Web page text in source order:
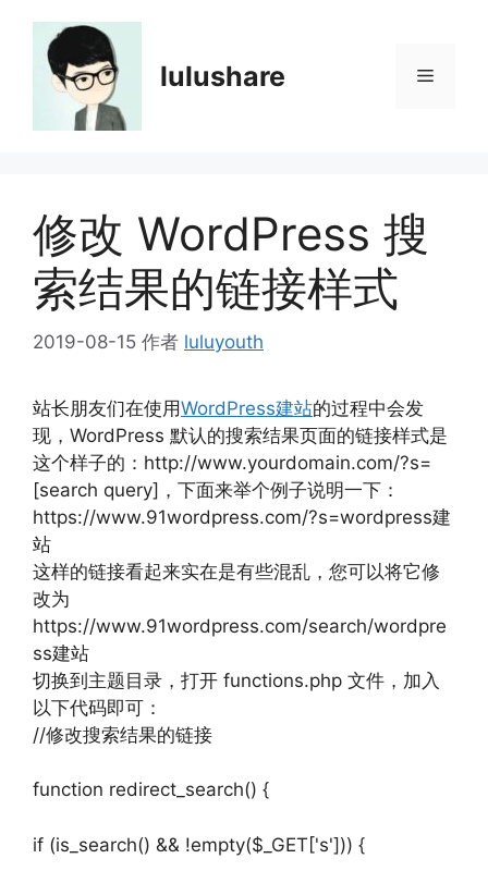
lulushare 菜
修改 WordPress 搜
索结果的链接样式
2019-08-15 作者 luluyouth
站长朋友们在使用WordPress建站的过程中会发
现，WordPress 默认的搜索结果页面的链接样式是
这个样子的：http://www.yourdomain.com/?s=
[search query]，下面来举个例子说明一下：
https://www.91wordpress.com/?s=wordpress建
站
这样的链接看起来实在是有些混乱，您可以将它修
改为
https://www.91wordpress.com/search/wordpre
ss建站
切换到主题目录，打开 functions.php 文件，加入
以下代码即可：
//修改搜索结果的链接
function redirect_search() {
if (is_search() && !empty($_GET['s'])) {